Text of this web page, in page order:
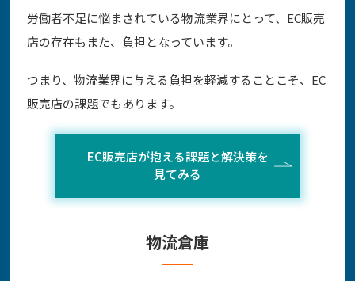
労働者不足に悩まされている物流業界にとって、EC販売
店の存在もまた、負担となっています。
つまり、物流業界に与える負担を軽減することこそ、EC
販売店の課題でもあります。
EC販売店が抱える課題と解決策を
見てみる
物流倉庫